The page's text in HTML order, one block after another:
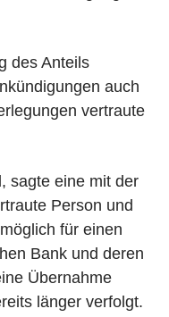
des Anteils
auch
vertraute
sagte eine mit der
Person und
für einen
Bank und deren
Übernahme
länger verfolgt.